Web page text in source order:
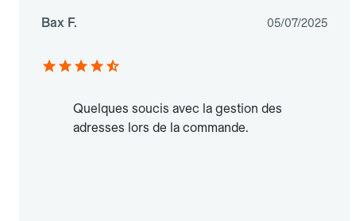
Bax F. 05/07/2025
Quelques soucis avec la gestion des
adresses lors de la commande.